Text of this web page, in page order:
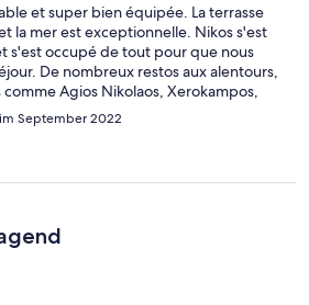
et super bien équipée. La terrasse
la mer est exceptionnelle. Nikos s'est
s'est occupé de tout pour que nous
De nombreux restos aux alentours,
Agios Nikolaos, Xerokampos,
de revenir pour nos prochaines
September 2022